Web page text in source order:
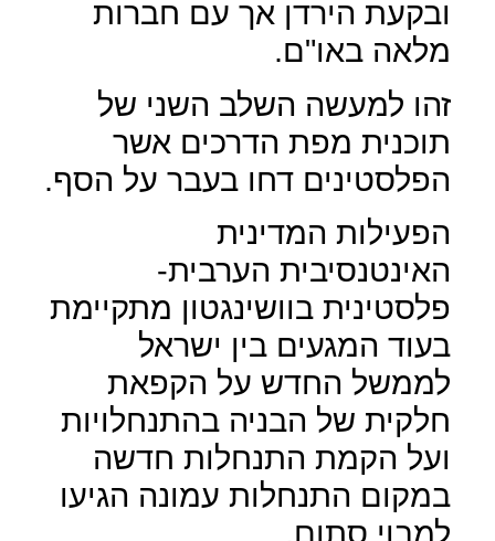
ובקעת הירדן אך עם חברות
מלאה באו"ם.
זהו למעשה השלב השני של
תוכנית מפת הדרכים אשר
הפלסטינים דחו בעבר על הסף.
הפעילות המדינית
האינטנסיבית הערבית-
פלסטינית בוושינגטון מתקיימת
בעוד המגעים בין ישראל
לממשל החדש על הקפאת
חלקית של הבניה בהתנחלויות
ועל הקמת התנחלות חדשה
במקום התנחלות עמונה הגיעו
למבוי סתום.